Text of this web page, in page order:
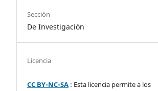
Sección
De Investigación
Licencia
CC BY-NC-SA : Esta licencia permite a los